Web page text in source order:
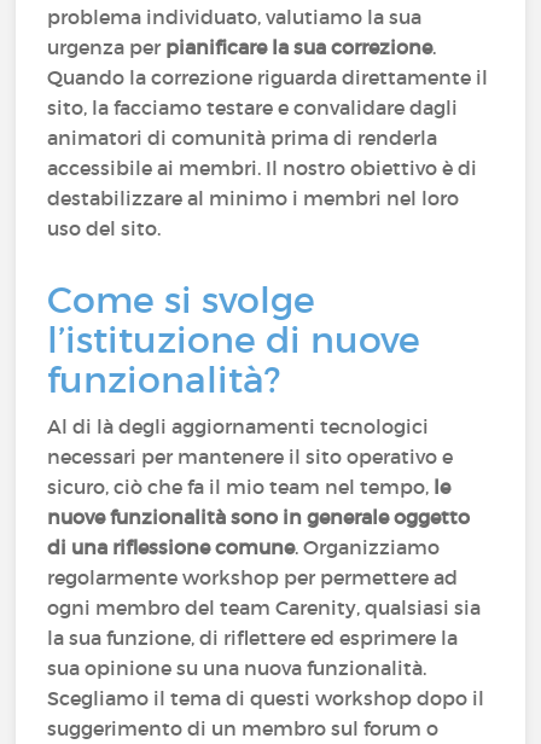
problema individuato, valutiamo la sua
urgenza per pianificare la sua correzione.
Quando la correzione riguarda direttamente il
sito, la facciamo testare e convalidare dagli
animatori di comunità prima di renderla
accessibile ai membri. Il nostro obiettivo è di
destabilizzare al minimo i membri nel loro
uso del sito.
Come si svolge
l’istituzione di nuove
funzionalità?
Al di là degli aggiornamenti tecnologici
necessari per mantenere il sito operativo e
sicuro, ciò che fa il mio team nel tempo, le
nuove funzionalità sono in generale oggetto
di una riflessione comune. Organizziamo
regolarmente workshop per permettere ad
ogni membro del team Carenity, qualsiasi sia
la sua funzione, di riflettere ed esprimere la
sua opinione su una nuova funzionalità.
Scegliamo il tema di questi workshop dopo il
suggerimento di un membro sul forum o